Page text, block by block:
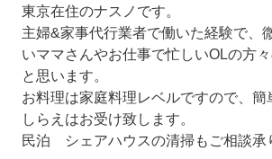
東京在住のナスノです。
主婦&家事代行業者で働いた経験で、
いママさんやお仕事で忙しいOLの方
と思います。
お料理は家庭料理レベルですので、簡
しらえはお受け致します。
民泊 シェアハウスの清掃もご相談承